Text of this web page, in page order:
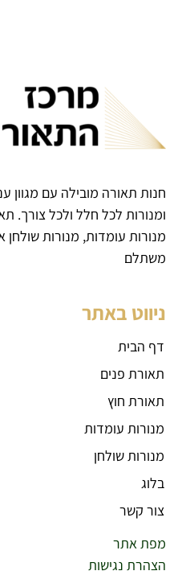
חנות תאורה מובילה עם מגוון
ומנורות לכל חלל ולכל צורך.
מנורות עומדות, מנורות שולחן
משתלם
ניווט באתר
דף הבית
תאורת פנים
תאורת חוץ
מנורות עומדות
מנורות שולחן
בלוג
צור קשר
מפת אתר
הצהרת נגישות